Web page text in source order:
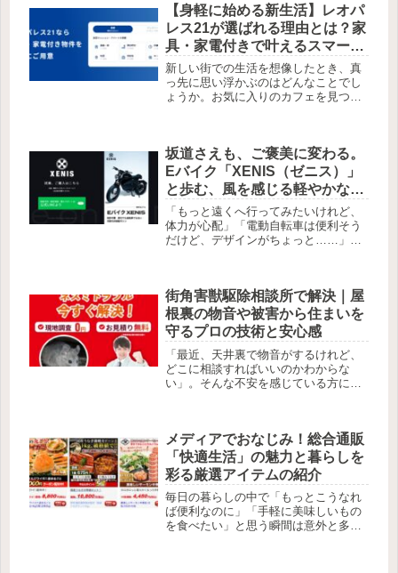
【身軽に始める新生活】レオパ
レス21が選ばれる理由とは？家
具・家電付きで叶えるスマート
で安心な一人暮らしガイド
新しい街での生活を想像したとき、真
っ先に思い浮かぶのはどんなことでし
ょうか。お気に入りのカフェを見つけ
送の手配など、やるべきことに追われ
てしま...
坂道さえも、ご褒美に変わる。
Eバイク「XENIS（ゼニス）」
と歩む、風を感じる軽やかな日
常
「もっと遠くへ行ってみたいけれど、
体力が心配」「電動自転車は便利そう
だけど、デザインがちょっと……」。
さが融合したこのEバイクは、あなた
の...
街角害獣駆除相談所で解決｜屋
根裏の物音や被害から住まいを
守るプロの技術と安心感
「最近、天井裏で物音がするけれど、
どこに相談すればいいのかわからな
い」。そんな不安を感じている方にこ
住み着くだけでなく、お家の断熱材を
壊した...
メディアでおなじみ！総合通販
「快適生活」の魅力と暮らしを
彩る厳選アイテムの紹介
毎日の暮らしの中で「もっとこうなれ
ば便利なのに」「手軽に美味しいもの
を食べたい」と思う瞬間は意外と多い